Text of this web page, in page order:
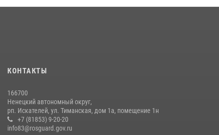
КОНТАКТЫ
166700
Ненецкий автономный округ,
рп. Искателей, ул. Тиманская, дом 1а, помещение 1н
+7 (81853) 9-20-20
info83@rosguard.gov.ru